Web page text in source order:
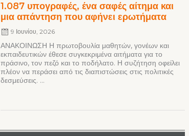
1.087 υπογραφές, ένα σαφές αίτημα και
μια απάντηση που αφήνει ερωτήματα
9 Ιουνίου, 2026
ΑΝΑΚΟΙΝΩΣΗ Η πρωτοβουλία μαθητών, γονέων και
εκπαιδευτικών έθεσε συγκεκριμένα αιτήματα για το
πράσινο, τον πεζό και το ποδήλατο. Η συζήτηση οφείλει
πλέον να περάσει από τις διαπιστώσεις στις πολιτικές
δεσμεύσεις. ...